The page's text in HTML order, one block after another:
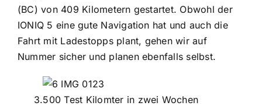
(BC) von 409 Kilometern gestartet. Obwohl der
IONIQ 5 eine gute Navigation hat und auch die
Fahrt mit Ladestopps plant, gehen wir auf
Nummer sicher und planen ebenfalls selbst.
3.500 Test Kilomter in zwei Wochen